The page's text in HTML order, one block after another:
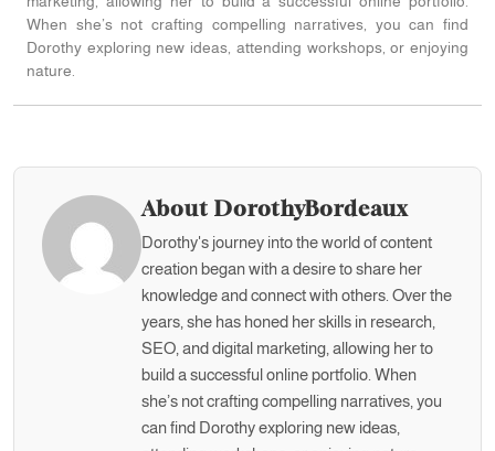
When she’s not crafting compelling narratives, you can find
Dorothy exploring new ideas, attending workshops, or enjoying
nature.
About DorothyBordeaux
Dorothy's journey into the world of content
creation began with a desire to share her
knowledge and connect with others. Over the
years, she has honed her skills in research,
SEO, and digital marketing, allowing her to
build a successful online portfolio. When
she’s not crafting compelling narratives, you
can find Dorothy exploring new ideas,